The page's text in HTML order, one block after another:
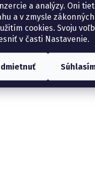
a analýzy. Oni
a v zmysle zákonných
cookies. Svoju
v časti Nastavenie.